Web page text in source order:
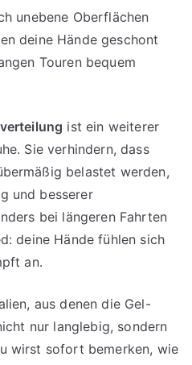
unebene Oberflächen
deine Hände geschont
Touren bequem
ist ein weiterer
Sie verhindern, dass
belastet werden,
und besserer
bei längeren Fahrten
deine Hände fühlen sich
an.
aus denen die Gel-
nur langlebig, sondern
wirst sofort bemerken, wie